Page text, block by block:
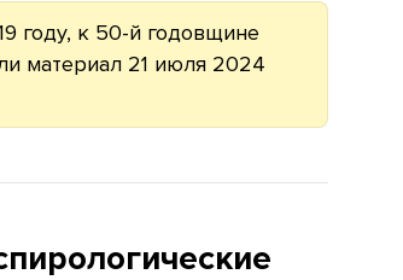
году, к 50-й годовщине
материал 21 июля 2024